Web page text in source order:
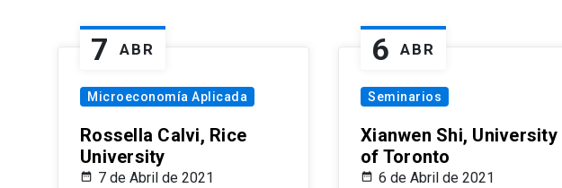
7 ABR
Microeconomía Aplicada
Rossella Calvi, Rice
University
7 de Abril de 2021
6 ABR
Seminarios
Xianwen Shi, University
of Toronto
6 de Abril de 2021